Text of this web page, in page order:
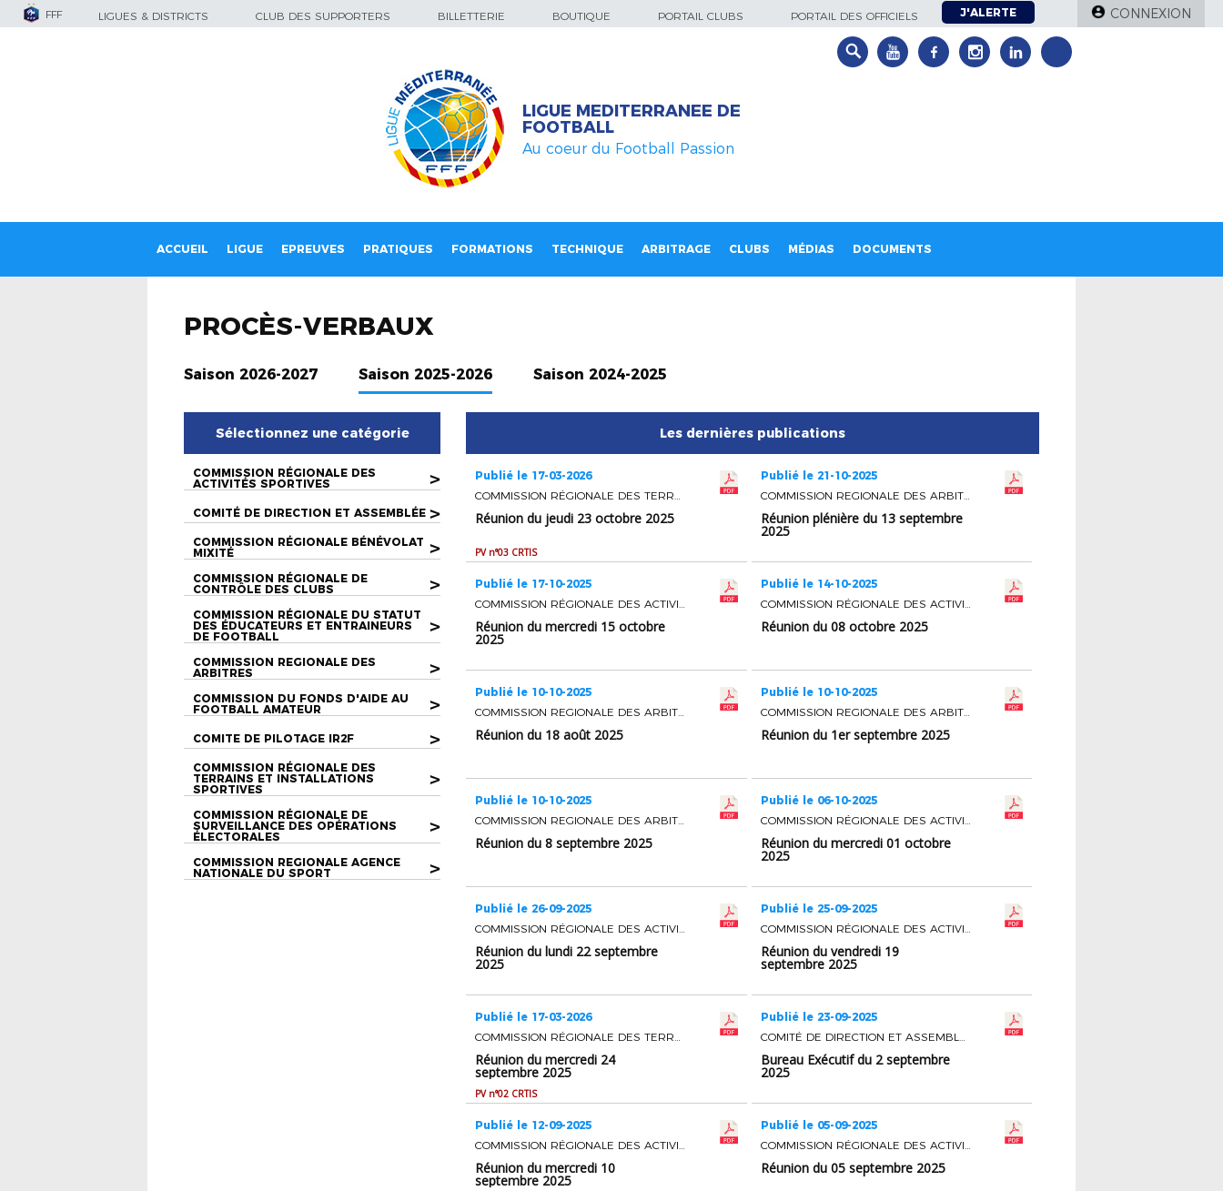
FFF LIGUES & DISTRICTS CLUB DES SUPPORTERS BILLETTERIE BOUTIQUE PORTAIL CLUBS PORTAIL DES OFFICIELS J'ALERTE CONNEXION
LIGUE MEDITERRANEE DE
FOOTBALL
Au coeur du Football Passion
ACCUEIL LIGUE EPREUVES PRATIQUES FORMATIONS TECHNIQUE ARBITRAGE CLUBS MÉDIAS DOCUMENTS
PROCÈS-VERBAUX
Saison 2026-2027 Saison 2025-2026 Saison 2024-2025
Sélectionnez une catégorie
COMMISSION RÉGIONALE DES
ACTIVITÉS SPORTIVES
>
COMITÉ DE DIRECTION ET ASSEMBLÉE >
COMMISSION RÉGIONALE BÉNÉVOLAT
MIXITÉ
>
COMMISSION RÉGIONALE DE
CONTRÔLE DES CLUBS
>
COMMISSION RÉGIONALE DU STATUT
DES ÉDUCATEURS ET ENTRAINEURS
DE FOOTBALL
>
COMMISSION REGIONALE DES
ARBITRES
>
COMMISSION DU FONDS D'AIDE AU
FOOTBALL AMATEUR
>
COMITE DE PILOTAGE IR2F >
COMMISSION RÉGIONALE DES
TERRAINS ET INSTALLATIONS
SPORTIVES
>
COMMISSION RÉGIONALE DE
SURVEILLANCE DES OPÉRATIONS
ÉLECTORALES
>
COMMISSION REGIONALE AGENCE
NATIONALE DU SPORT
>
Les dernières publications
Publié le 17-03-2026
COMMISSION RÉGIONALE DES TERRAINS ET INSTALLATIONS SPORTIVES
Réunion du jeudi 23 octobre 2025
PV n°03 CRTIS
Publié le 21-10-2025
COMMISSION REGIONALE DES ARBITRES
Réunion plénière du 13 septembre
2025
Publié le 17-10-2025
COMMISSION RÉGIONALE DES ACTIVITÉS SPORTIVES
Réunion du mercredi 15 octobre
2025
Publié le 14-10-2025
COMMISSION RÉGIONALE DES ACTIVITÉS SPORTIVES
Réunion du 08 octobre 2025
Publié le 10-10-2025
COMMISSION REGIONALE DES ARBITRES
Réunion du 18 août 2025
Publié le 10-10-2025
COMMISSION REGIONALE DES ARBITRES
Réunion du 1er septembre 2025
Publié le 10-10-2025
COMMISSION REGIONALE DES ARBITRES
Réunion du 8 septembre 2025
Publié le 06-10-2025
COMMISSION RÉGIONALE DES ACTIVITÉS SPORTIVES
Réunion du mercredi 01 octobre
2025
Publié le 26-09-2025
COMMISSION RÉGIONALE DES ACTIVITÉS SPORTIVES
Réunion du lundi 22 septembre
2025
Publié le 25-09-2025
COMMISSION RÉGIONALE DES ACTIVITÉS SPORTIVES
Réunion du vendredi 19
septembre 2025
Publié le 17-03-2026
COMMISSION RÉGIONALE DES TERRAINS ET INSTALLATIONS SPORTIVES
Réunion du mercredi 24
septembre 2025
PV n°02 CRTIS
Publié le 23-09-2025
COMITÉ DE DIRECTION ET ASSEMBLÉE
Bureau Exécutif du 2 septembre
2025
Publié le 12-09-2025
COMMISSION RÉGIONALE DES ACTIVITÉS SPORTIVES
Réunion du mercredi 10
septembre 2025
Publié le 05-09-2025
COMMISSION RÉGIONALE DES ACTIVITÉS SPORTIVES
Réunion du 05 septembre 2025